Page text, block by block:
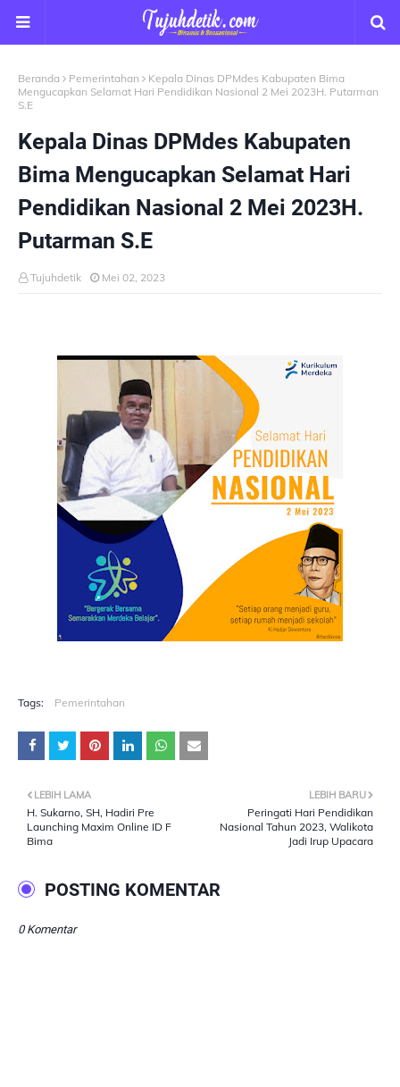
Beranda Pemerintahan
Kepala Dinas DPMdes Kabupaten Bima
Mengucapkan Selamat Hari Pendidikan Nasional 2 Mei 2023H. Putarman
S.E
Kepala Dinas DPMdes Kabupaten
Bima Mengucapkan Selamat Hari
Pendidikan Nasional 2 Mei 2023H.
Putarman S.E
Tujuhdetik Mei 02, 2023
Tags: Pemerintahan
LEBIH BARU
Peringati Hari Pendidikan
Nasional Tahun 2023, Walikota
Jadi Irup Upacara
LEBIH LAMA
H. Sukarno, SH, Hadiri Pre
Launching Maxim Online ID F
Bima
POSTING KOMENTAR
0 Komentar